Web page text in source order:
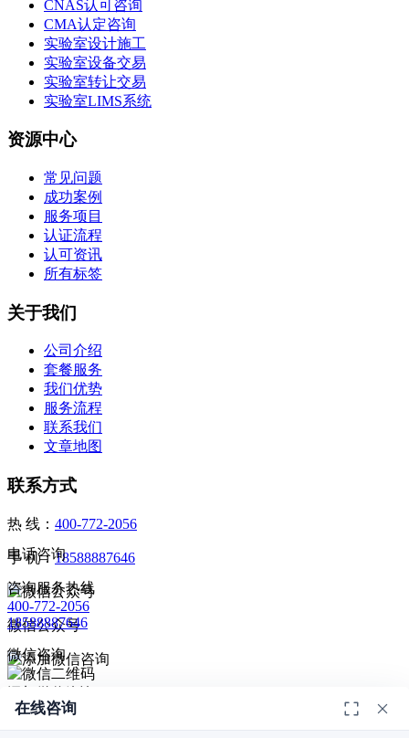
CNAS认可咨询
CMA认定咨询
实验室设计施工
实验室设备交易
实验室转让交易
实验室LIMS系统
资源中心
常见问题
成功案例
服务项目
认证流程
认可资讯
所有标签
关于我们
公司介绍
套餐服务
我们优势
服务流程
联系我们
文章地图
联系方式
热 线： 400-772-2056
手 机：18588887646
微信公众号
© 2026深圳市德恺检测有限公司版权所有 -宣传册|粤ICP备
电话咨询
咨询服务热线
400-772-2056
18588887646
微信咨询
扫码添加微信咨询
在线咨询